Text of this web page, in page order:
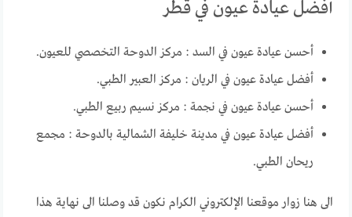
أفضل عيادة عيون في قطر
أحسن عيادة عيون في السد : مركز الدوحة التخصصي للعيون.
أفضل عيادة عيون في الريان : مركز العبير الطبي.
أحسن عيادة عيون في نجمة : مركز نسيم ربيع الطبي.
أفضل عيادة عيون في مدينة خليفة الشمالية بالدوحة : مجمع
ريحان الطبي.
الى هنا زوار موقعنا الإلكتروني الكرام نكون قد وصلنا الى نهاية هذا